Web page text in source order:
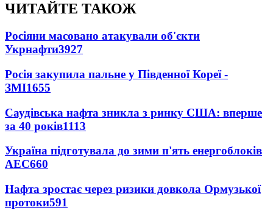
ЧИТАЙТЕ ТАКОЖ
Росіяни масовано атакували об'єкти
Укрнафти3927
Росія закупила пальне у Південної Кореї -
ЗМІ1655
Саудівська нафта зникла з ринку США: вперше
за 40 років1113
Україна підготувала до зими п'ять енергоблоків
АЕС660
Нафта зростає через ризики довкола Ормузької
протоки591